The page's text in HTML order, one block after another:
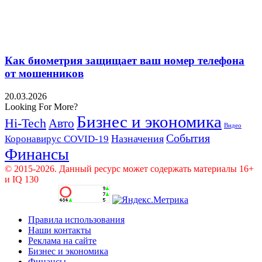
Как биометрия защищает ваш номер телефона
от мошенников
20.03.2026
Looking For More?
Hi-Tech Авто Бизнес и экономика Видео
Коронавирус COVID-19 Назначения События
Финансы
© 2015-2026. Данный ресурс может содержать материалы 16+
и IQ 130
Правила использования
Наши контакты
Реклама на сайте
Бизнес и экономика